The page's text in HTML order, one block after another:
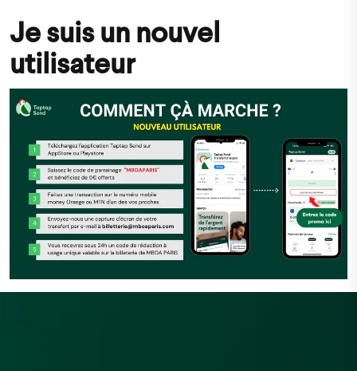
Je suis un nouvel
utilisateur